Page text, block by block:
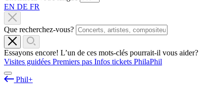
EN DE FR
Que recherchez-vous?
Essayons encore! L’un de ces mots-clés pourrait-il vous aider?
Visites guidées Premiers pas Infos tickets PhilaPhil
Phil+